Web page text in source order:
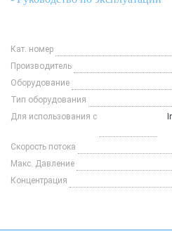
Кат. номер
Производитель
Оборудование
Тип оборудования
Для использования с
Скорость потока
Макс. Давление
Концентрация